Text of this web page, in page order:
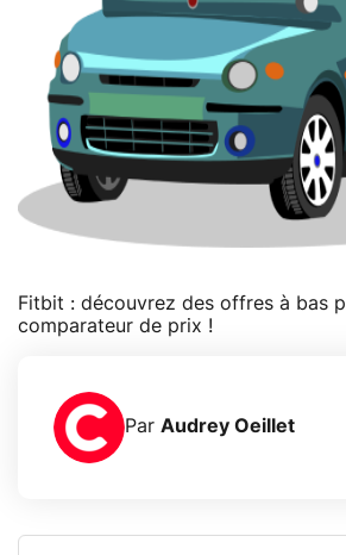
Fitbit : découvrez des offres à bas
comparateur de prix !
Par Audrey Oeillet